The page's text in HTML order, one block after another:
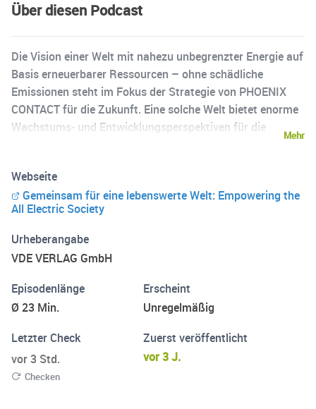
Über diesen Podcast
Die Vision einer Welt mit nahezu unbegrenzter Energie auf
Basis erneuerbarer Ressourcen – ohne schädliche
Emissionen steht im Fokus der Strategie von PHOENIX
CONTACT für die Zukunft. Eine solche Welt bietet enorme
Wachstums- und Entwicklungsperspektiven für die
Wirklichkeit werden zu lassen, sind bereits heute
fortschrittliche Lösungen für die All Electric Society
erforderlich. Doch welche können dies sein? Wie können
heute die Voraussetzungen für eine nachhaltige Welt
geschaffen werden. Unser Podcast „Innovationen für
kurzweiligen Gesprächen mit Experten wird
herausgearbeitet, welche Innovationen für mehr
Mehr
Webseite
Gemeinsam für eine lebenswerte Welt: Empowering the
All Electric Society
Urheberangabe
VDE VERLAG GmbH
Episodenlänge
Ø 23 Min.
Erscheint
Unregelmäßig
Letzter Check
vor 3 Std.
Checken
Zuerst veröffentlicht
vor 3 J.